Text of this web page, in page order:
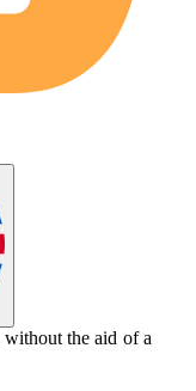
without the aid of a